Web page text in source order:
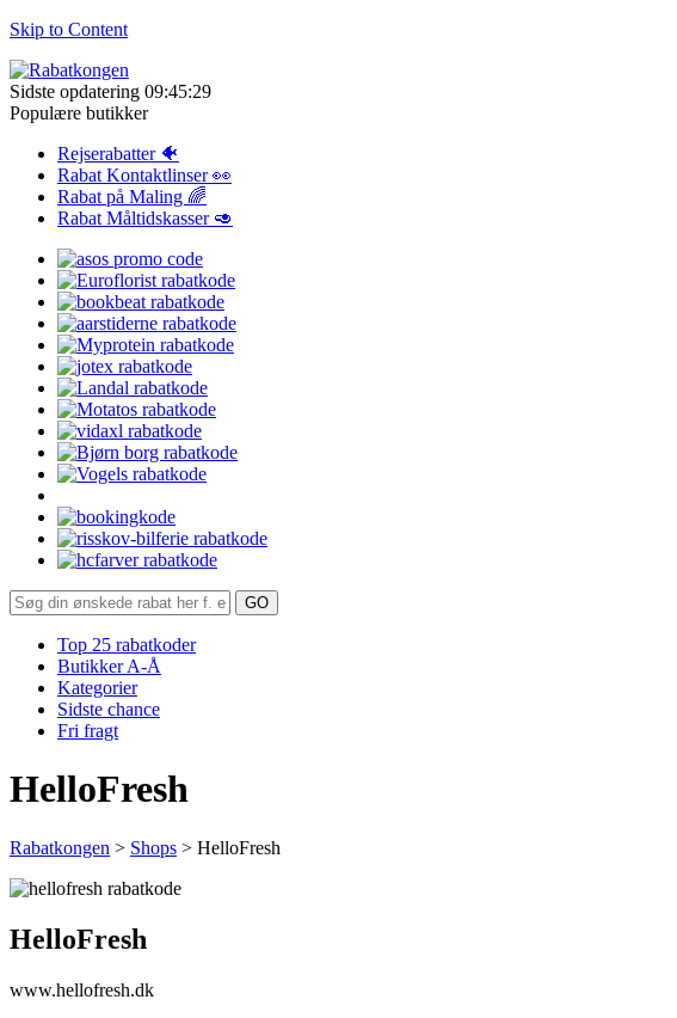
Skip to Content
Sidste opdatering 09:45:29
Populære butikker
Rejserabatter 🐠
Rabat Kontaktlinser 👀
Rabat på Maling 🌈
Rabat Måltidskasser 🥑
Top 25 rabatkoder
Butikker A-Å
Kategorier
Sidste chance
Fri fragt
HelloFresh
Rabatkongen > Shops > HelloFresh
HelloFresh
www.hellofresh.dk